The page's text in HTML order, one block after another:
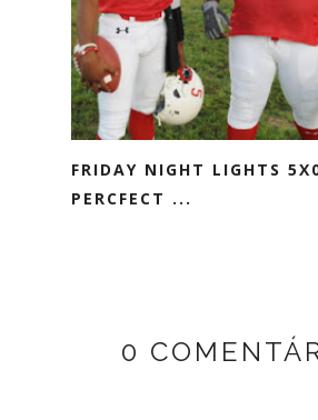
FRIDAY NIGHT LIGHTS
PERCFECT ...
0